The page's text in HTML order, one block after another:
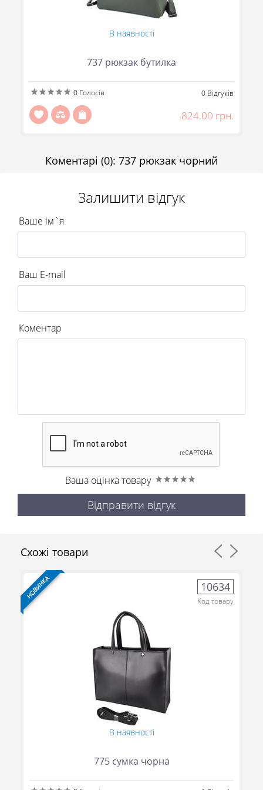
Відправити
Повідомити
(095) 706-69-33 (Viber, Telegram)
(093) 107-55-85
В наявності
737 рюкзак бутилка
0 Голосів 0 Відгуків
824.00 грн.
Коментарі (0): 737 рюкзак чорний
Залишити відгук
Ваше ім`я
Ваш E-mail
Коментар
Ваша оцінка товару
Відправити відгук
Схожі товари
НОВИНКА 10634
Код товару
В наявності
775 сумка чорна